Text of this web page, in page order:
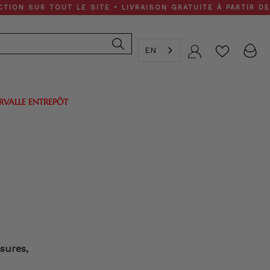
TOUT LE SITE • LIVRAISON GRATUITE À PARTIR DE
EN Compte
ENTREPÔT